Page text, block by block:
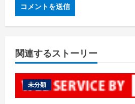
関連するストーリー
未分類